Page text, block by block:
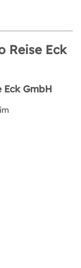
Reise Eck
Eck GmbH